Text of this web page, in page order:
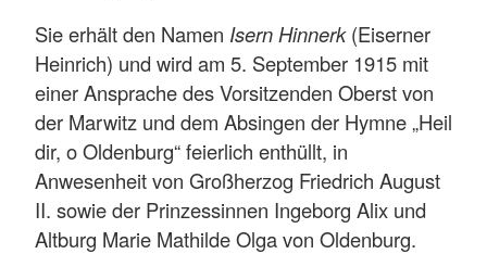
Sie erhält den Namen Isern Hinnerk(Eiserner
Heinrich) und wird am 5. September 1915 mit
einer Ansprache des Vorsitzenden Oberst von
der Marwitz und dem Absingen der Hymne „Heil
dir, o Oldenburg“ feierlich enthüllt, in
Anwesenheit von Großherzog Friedrich August
II. sowie der Prinzessinnen Ingeborg Alix und
Altburg Marie Mathilde Olga von Oldenburg.